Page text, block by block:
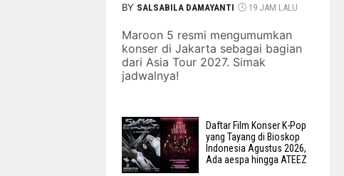
BY SALSABILA DAMAYANTI 19 JAM LALU
Maroon 5 resmi mengumumkan
konser di Jakarta sebagai bagian
dari Asia Tour 2027. Simak
jadwalnya!
Daftar Film Konser K-Pop
yang Tayang di Bioskop
Indonesia Agustus 2026,
Ada aespa hingga ATEEZ